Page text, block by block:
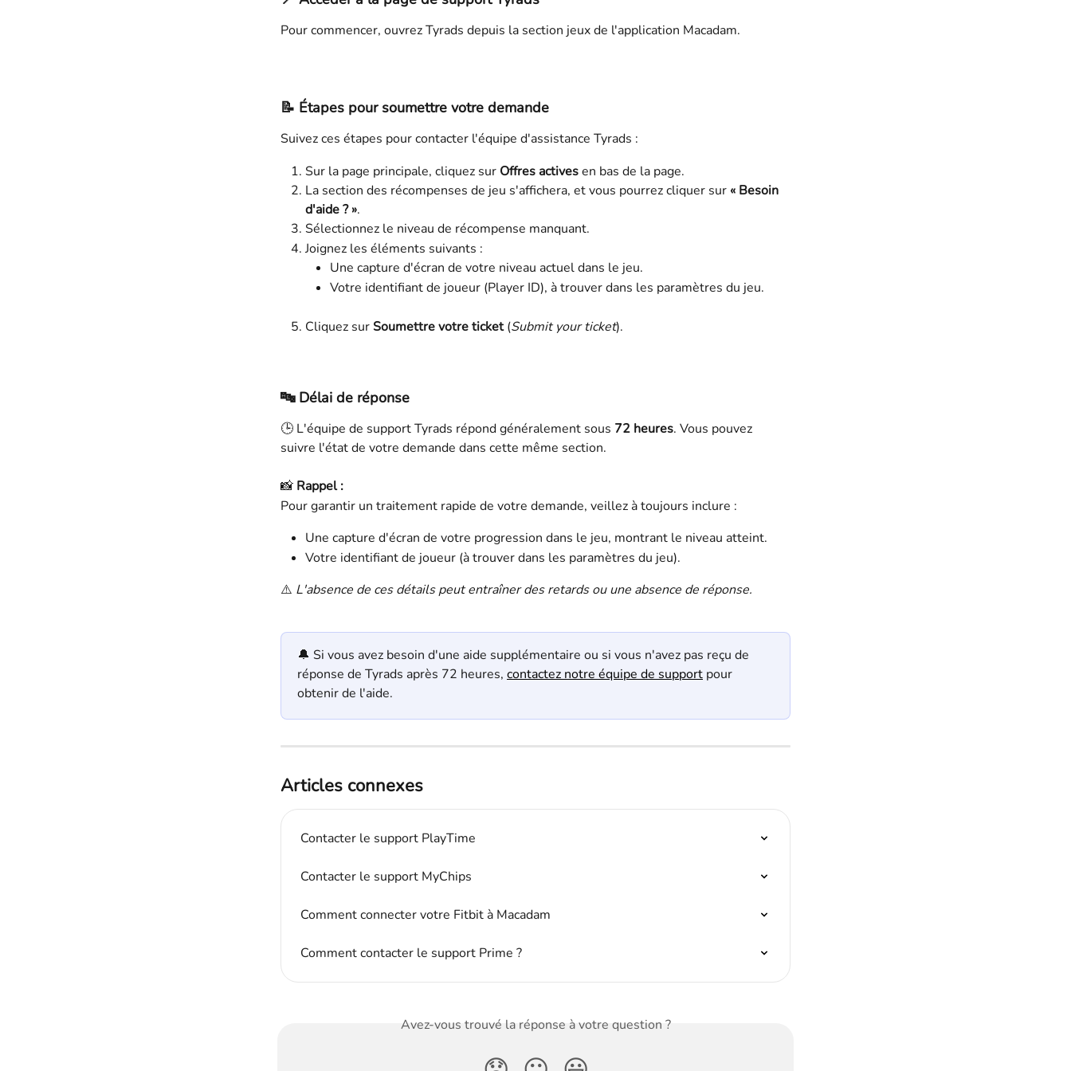
Pour commencer, ouvrez Tyrads depuis la section jeux de l'application Macadam.
📝 Étapes pour soumettre votre demande
Suivez ces étapes pour contacter l'équipe d'assistance Tyrads :
Sur la page principale, cliquez sur Offres actives en bas de la page.
La section des récompenses de jeu s'affichera, et vous pourrez cliquer sur « Besoin
d'aide ? ».
Sélectionnez le niveau de récompense manquant.
Joignez les éléments suivants :
Une capture d'écran de votre niveau actuel dans le jeu.
Votre identifiant de joueur (Player ID), à trouver dans les paramètres du jeu.
Cliquez sur Soumettre votre ticket (Submit your ticket).
🔤 Délai de réponse
🕒 L'équipe de support Tyrads répond généralement sous 72 heures. Vous pouvez
suivre l'état de votre demande dans cette même section.
📸 Rappel :
Pour garantir un traitement rapide de votre demande, veillez à toujours inclure :
Une capture d'écran de votre progression dans le jeu, montrant le niveau atteint.
Votre identifiant de joueur (à trouver dans les paramètres du jeu).
⚠️ L'absence de ces détails peut entraîner des retards ou une absence de réponse.
🔔 Si vous avez besoin d'une aide supplémentaire ou si vous n'avez pas reçu de
réponse de Tyrads après 72 heures, contactez notre équipe de support pour
obtenir de l'aide.
Articles connexes
Contacter le support PlayTime
Contacter le support MyChips
Comment connecter votre Fitbit à Macadam
Comment contacter le support Prime ?
Avez-vous trouvé la réponse à votre question ?